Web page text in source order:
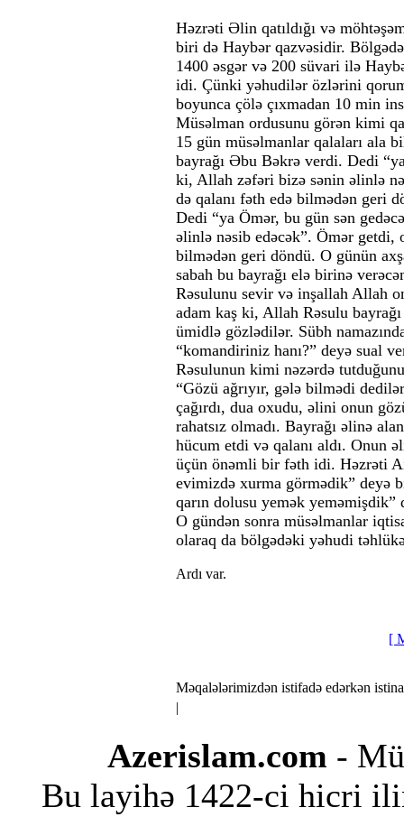
Həzrəti Əlin qatıldığı və
biri də Haybər qazvəsidir.
1400 əsgər və 200 süvari ilə
idi. Çünki yəhudilər özlərini
boyunca çölə çıxmadan 10 min
Müsəlman ordusunu görən kimi
15 gün müsəlmanlar qalaları ala
bayrağı Əbu Bəkrə verdi. Dedi
ki, Allah zəfəri bizə sənin əlinlə
də qalanı fəth edə bilmədən geri
Dedi “ya Ömər, bu gün sən
əlinlə nəsib edəcək”. Ömər getdi,
bilmədən geri döndü. O günün
sabah bu bayrağı elə birinə
Rəsulunu sevir və inşallah Allah
adam kaş ki, Allah Rəsulu
ümidlə gözlədilər. Sübh
“komandiriniz hanı?” deyə sual
Rəsulunun kimi nəzərdə
“Gözü ağrıyır, gələ bilmədi
çağırdı, dua oxudu, əlini onun
rahatsız olmadı. Bayrağı əlinə
hücum etdi və qalanı aldı. Onun
üçün önəmli bir fəth idi. Həzrəti
evimizdə xurma görmədik” deyə
qarın dolusu yemək yeməmişdik”
O gündən sonra müsəlmanlar
olaraq da bölgədəki yəhudi
Ardı var.
[
Məqalələrimizdən istifadə edərkən
|
Azerislam.com -
Bu layihə 1422-ci hicri